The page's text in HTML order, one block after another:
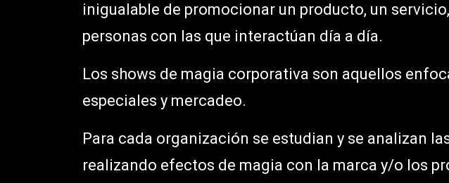
inigualable de promocionar un producto, un
personas con las que interactúan día a día.
Los shows de magia corporativa son aquellos
especiales y mercadeo.
Para cada organización se estudian y se analizan
realizando efectos de magia con la marca y/o los